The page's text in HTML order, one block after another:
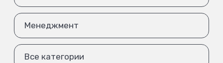
Менеджмент
Все категории